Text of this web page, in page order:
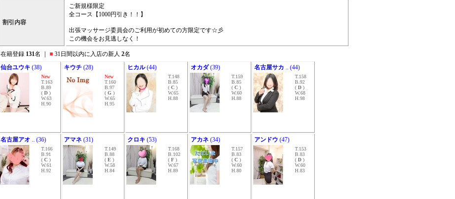
割引内容
ご新規様限定
全コース【1000円引き！！】
出張マッサージ委員会のご利用が初めての方限定です☆彡
この機会をお見逃しなく！
在籍登録 131名 ｜ ■ 31日間以内に入店の新人 2名
仙台ユウキ (38)
New
T.163
B.89
( D )
W.63
H.90
キウチ (28)
New
T.160
B.97
( G )
W.65
H.95
ヒカル(44)
T.148
B.85
( C )
W.65
H.88
オカダ(39)
T.159
B.85
( C )
W.60
H.88
名古屋サカ .. (44)
T.158
B.92
( D )
W.68
H.98
名古屋アオ .. (36)
T.166
B.91
( C )
W.61
H.92
アマネ (31)
T.149
B.88
( E )
W.58
H.84
クロキ (53)
T.168
B.102
( F )
W.67
H.89
アカネ (34)
T.157
B.83
( C )
W.60
H.80
アンドウ (47)
T.153
B.83
( D )
W.60
H.83